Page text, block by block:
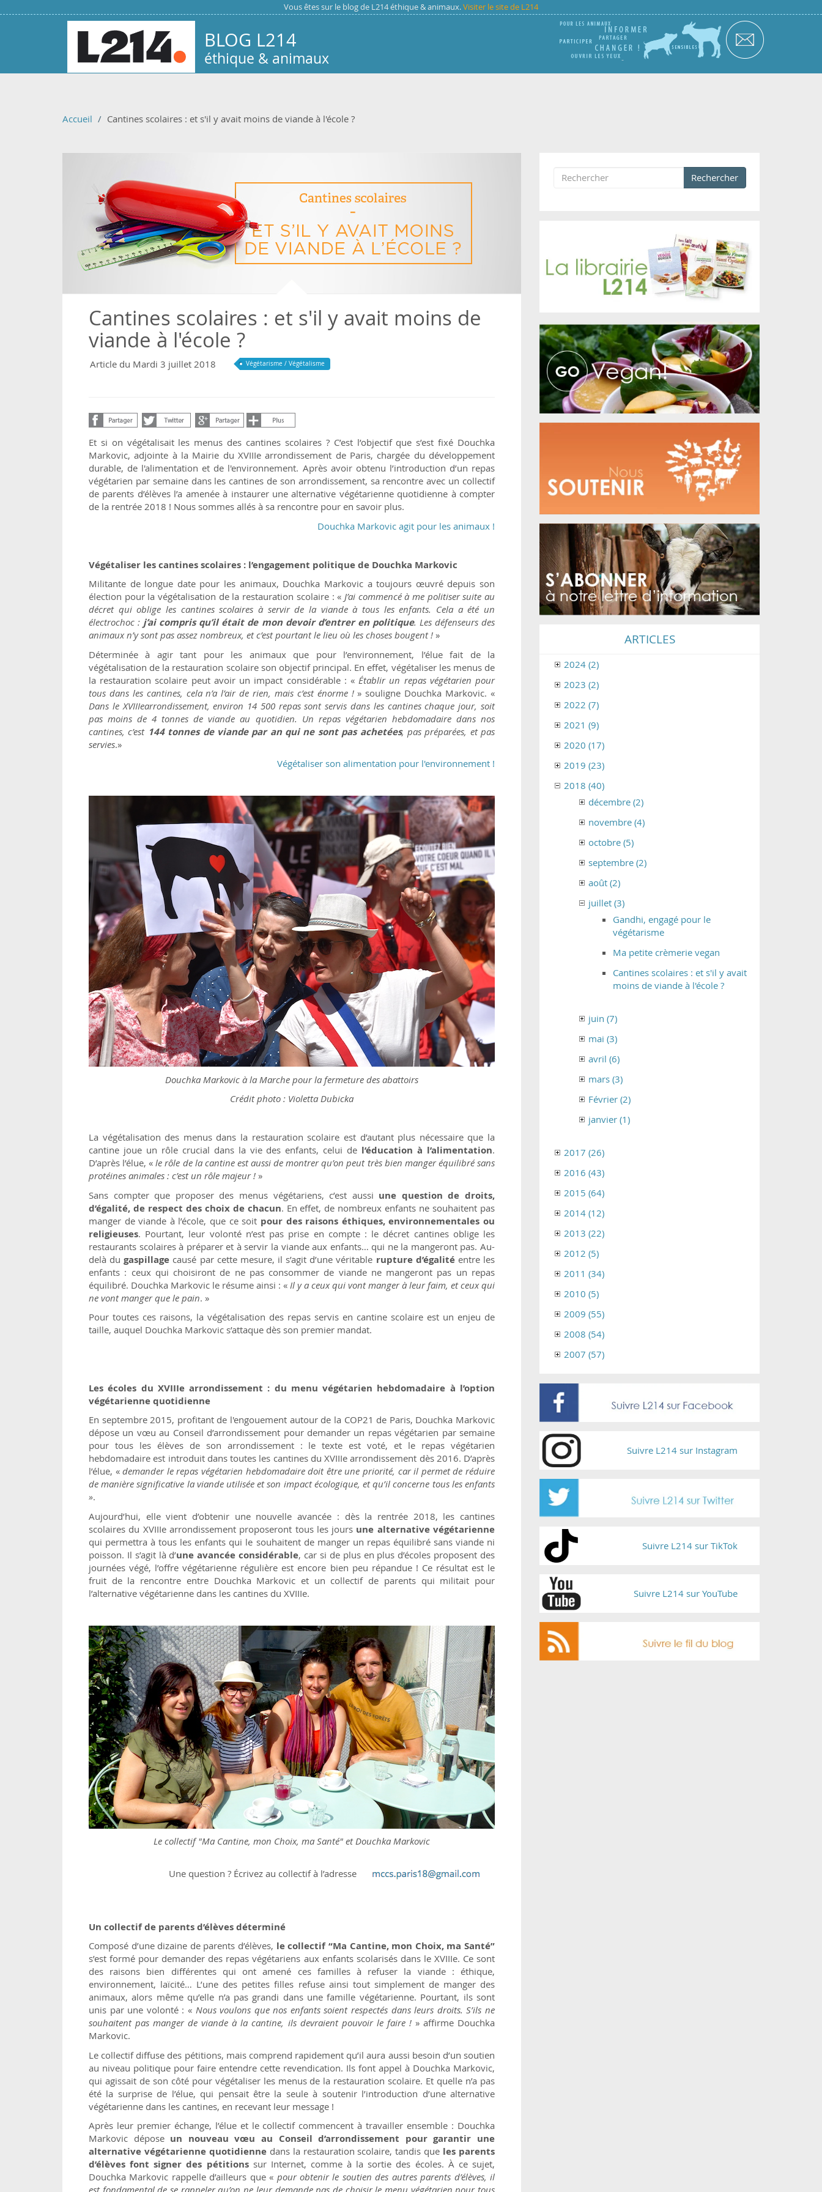
Vous êtes sur le blog de L214 éthique & animaux.Visiter le site de L214
BLOG L214
éthique & animaux
Accueil Cantines scolaires : et s'il y avait moins de viande à l'école ?
Cantines scolaires : et s'il y avait moins de
viande à l'école ?
Article du Mardi 3 juillet 2018 Végétarisme / Végétalisme
Et si on végétalisait les menus des cantines scolaires ? C’est l’objectif que s’est fixé Douchka
Markovic, adjointe à la Mairie du XVIIIe arrondissement de Paris, chargée du développement
durable, de l'alimentation et de l'environnement. Après avoir obtenu l’introduction d’un repas
végétarien par semaine dans les cantines de son arrondissement, sa rencontre avec un collectif
de parents d’élèves l’a amenée à instaurer une alternative végétarienne quotidienne à compter
de la rentrée 2018 ! Nous sommes allés à sa rencontre pour en savoir plus.
Douchka Markovic agit pour les animaux !
Végétaliser les cantines scolaires : l’engagement politique de Douchka Markovic
Militante de longue date pour les animaux, Douchka Markovic a toujours œuvré depuis son
élection pour la végétalisation de la restauration scolaire : « J’ai commencé à me politiser suite au
décret qui oblige les cantines scolaires à servir de la viande à tous les enfants. Cela a été un
électrochoc : j’ai compris qu’il était de mon devoir d’entrer en politique. Les défenseurs des
animaux n’y sont pas assez nombreux, et c’est pourtant le lieu où les choses bougent ! »
Déterminée à agir tant pour les animaux que pour l’environnement, l’élue fait de la
végétalisation de la restauration scolaire son objectif principal. En effet, végétaliser les menus de
la restauration scolaire peut avoir un impact considérable : « Établir un repas végétarien pour
tous dans les cantines, cela n’a l’air de rien, mais c’est énorme !» souligne Douchka Markovic. «
Dans le XVIIIearrondissement, environ 14 500 repas sont servis dans les cantines chaque jour, soit
pas moins de 4 tonnes de viande au quotidien. Un repas végétarien hebdomadaire dans nos
cantines, c’est 144 tonnes de viande par an qui ne sont pas achetées, pas préparées, et pas
servies.»
Végétaliser son alimentation pour l'environnement !
Douchka Markovic à la Marche pour la fermeture des abattoirs
Crédit photo : Violetta Dubicka
La végétalisation des menus dans la restauration scolaire est d’autant plus nécessaire que la
cantine joue un rôle crucial dans la vie des enfants, celui de l’éducation à l’alimentation.
D’après l’élue, « le rôle de la cantine est aussi de montrer qu’on peut très bien manger équilibré sans
protéines animales : c’est un rôle majeur ! »
Sans compter que proposer des menus végétariens, c’est aussi une question de droits,
d’égalité, de respect des choix de chacun. En effet, de nombreux enfants ne souhaitent pas
manger de viande à l’école, que ce soit pour des raisons éthiques, environnementales ou
religieuses. Pourtant, leur volonté n’est pas prise en compte : le décret cantines oblige les
restaurants scolaires à préparer et à servir la viande aux enfants… qui ne la mangeront pas. Au-
delà dugaspillage causé par cette mesure, il s’agit d’une véritable rupture d’égalitéentre les
enfants : ceux qui choisiront de ne pas consommer de viande ne mangeront pas un repas
équilibré. Douchka Markovic le résume ainsi : « Il y a ceux qui vont manger à leur faim, et ceux qui
ne vont manger que le pain. »
Pour toutes ces raisons, la végétalisation des repas servis en cantine scolaire est un enjeu de
taille, auquel Douchka Markovic s’attaque dès son premier mandat.
Les écoles du XVIIIe arrondissement : du menu végétarien hebdomadaire à l’option
végétarienne quotidienne
En septembre 2015, profitant de l'engouement autour de la COP21 de Paris, Douchka Markovic
dépose un vœu au Conseil d’arrondissement pour demander un repas végétarien par semaine
pour tous les élèves de son arrondissement : le texte est voté, et le repas végétarien
hebdomadaire est introduit dans toutes les cantines du XVIIIe arrondissement dès 2016. D’après
l’élue, «demander le repas végétarien hebdomadaire doit être une priorité, car il permet de réduire
de manière significative la viande utilisée et son impact écologique, et qu’il concerne tous les enfants
».
Aujourd’hui, elle vient d’obtenir une nouvelle avancée : dès la rentrée 2018, les cantines
scolaires du XVIIIe arrondissement proposeront tous les jours une alternative végétarienne
qui permettra à tous les enfants qui le souhaitent de manger un repas équilibré sans viande ni
poisson. Il s’agit là d’une avancée considérable, car si de plus en plus d’écoles proposent des
journées végé, l’offre végétarienne régulière est encore bien peu répandue ! Ce résultat est le
fruit de la rencontre entre Douchka Markovic et un collectif de parents qui militait pour
l’alternative végétarienne dans les cantines du XVIIIe.
Le collectif "Ma Cantine, mon Choix, ma Santé" et Douchka Markovic
Une question ? Écrivez au collectif à l’adresse
Un collectif de parents d’élèves déterminé
Composé d’une dizaine de parents d’élèves, le collectif “Ma Cantine, mon Choix, ma Santé”
s’est formé pour demander des repas végétariens aux enfants scolarisés dans le XVIIIe. Ce sont
des raisons bien différentes qui ont amené ces familles à refuser la viande : éthique,
environnement, laïcité… L’une des petites filles refuse ainsi tout simplement de manger des
animaux, alors même qu’elle n’a pas grandi dans une famille végétarienne. Pourtant, ils sont
unis par une volonté : « Nous voulons que nos enfants soient respectés dans leurs droits. S’ils ne
souhaitent pas manger de viande à la cantine, ils devraient pouvoir le faire ! » affirme Douchka
Markovic.
Le collectif diffuse des pétitions, mais comprend rapidement qu’il aura aussi besoin d’un soutien
au niveau politique pour faire entendre cette revendication. Ils font appel à Douchka Markovic,
qui agissait de son côté pour végétaliser les menus de la restauration scolaire. Et quelle n’a pas
été la surprise de l’élue, qui pensait être la seule à soutenir l’introduction d’une alternative
végétarienne dans les cantines, en recevant leur message !
Après leur premier échange, l’élue et le collectif commencent à travailler ensemble : Douchka
Markovic dépose un nouveau vœu au Conseil d’arrondissement pour garantir une
alternative végétarienne quotidiennedans la restauration scolaire, tandis que les parents
d’élèves font signer des pétitionssur Internet, comme à la sortie des écoles. À ce sujet,
Douchka Markovic rappelle d’ailleurs que « pour obtenir le soutien des autres parents d’élèves, il
est fondamental de se rappeler qu’on ne leur demande pas de choisir le menu végétarien pour tous
Formulaire de recherche
Rechercher
ARTICLES
2024 (2)
2023 (2)
2022 (7)
2021 (9)
2020 (17)
2019 (23)
2018 (40)
décembre (2)
novembre (4)
octobre (5)
septembre (2)
août (2)
juillet (3)
Gandhi, engagé pour le
végétarisme
Ma petite crèmerie vegan
Cantines scolaires : et s'il y avait
moins de viande à l'école ?
juin (7)
mai (3)
avril (6)
mars (3)
Février (2)
janvier (1)
2017 (26)
2016 (43)
2015 (64)
2014 (12)
2013 (22)
2012 (5)
2011 (34)
2010 (5)
2009 (55)
2008 (54)
2007 (57)
Suivre L214 sur Instagram
Suivre L214 sur TikTok
Suivre L214 sur YouTube